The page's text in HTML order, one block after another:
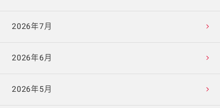
2026年7月
2026年6月
2026年5月